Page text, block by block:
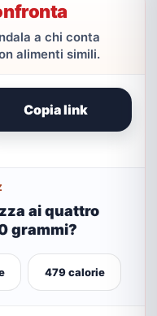
a chi conta
alimenti simili.
Copia link
ai quattro
grammi?
479 calorie